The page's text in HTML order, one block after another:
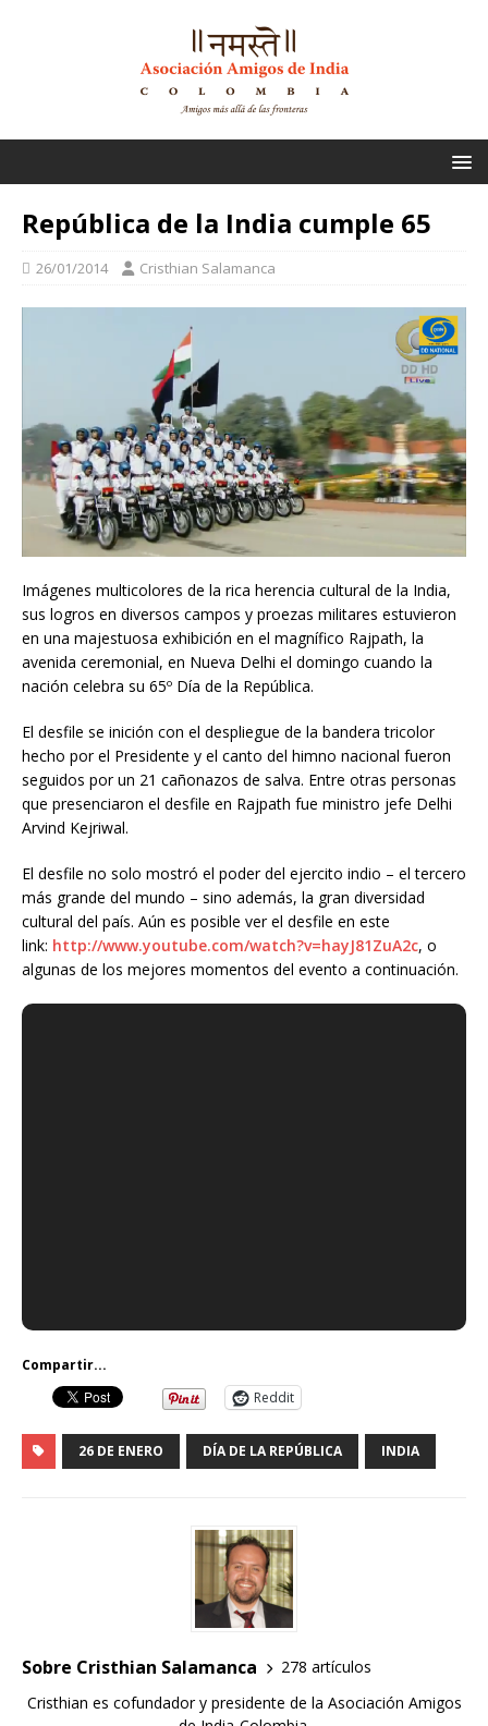
República de la India cumple 65
26/01/2014 Cristhian Salamanca
Imágenes multicolores de la rica herencia cultural de la India,
sus logros en diversos campos y proezas militares estuvieron
en una majestuosa exhibición en el magnífico Rajpath, la
avenida ceremonial, en Nueva Delhi el domingo cuando la
nación celebra su 65º Día de la República.
El desfile se inición con el despliegue de la bandera tricolor
hecho por el Presidente y el canto del himno nacional fueron
seguidos por un 21 cañonazos de salva. Entre otras personas
que presenciaron el desfile en Rajpath fue ministro jefe Delhi
Arvind Kejriwal.
El desfile no solo mostró el poder del ejercito indio – el tercero
más grande del mundo – sino además, la gran diversidad
cultural del país. Aún es posible ver el desfile en este
link: http://www.youtube.com/watch?v=hayJ81ZuA2c, o
algunas de los mejores momentos del evento a continuación.
Compartir...
Reddit
26 DE ENERO DÍA DE LA REPÚBLICA INDIA
Sobre Cristhian Salamanca
278 artículos
Cristhian es cofundador y presidente de la Asociación Amigos